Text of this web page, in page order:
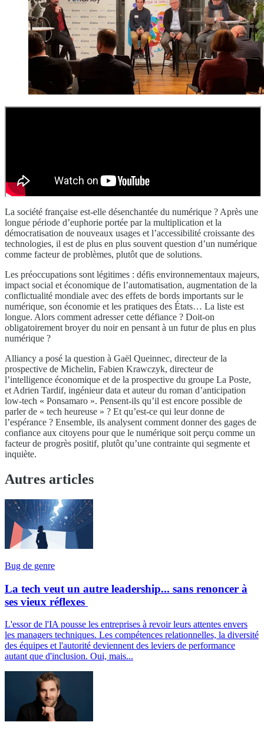
La société française est-elle désenchantée du numérique ? Après une
longue période d’euphorie portée par la multiplication et la
démocratisation de nouveaux usages et l’accessibilité croissante des
technologies, il est de plus en plus souvent question d’un numérique
comme facteur de problèmes, plutôt que de solutions.
Les préoccupations sont légitimes : défis environnementaux majeurs,
impact social et économique de l’automatisation, augmentation de la
conflictualité mondiale avec des effets de bords importants sur le
numérique, son économie et les pratiques des États… La liste est
longue. Alors comment adresser cette défiance ? Doit-on
obligatoirement broyer du noir en pensant à un futur de plus en plus
numérique ?
Alliancy a posé la question à Gaël Queinnec, directeur de la
prospective de Michelin, Fabien Krawczyk, directeur de
l’intelligence économique et de la prospective du groupe La Poste,
et Adrien Tardif, ingénieur data et auteur du roman d’anticipation
low-tech « Ponsamaro ». Pensent-ils qu’il est encore possible de
parler de « tech heureuse » ? Et qu’est-ce qui leur donne de
l’espérance ? Ensemble, ils analysent comment donner des gages de
confiance aux citoyens pour que le numérique soit perçu comme un
facteur de progrès positif, plutôt qu’une contrainte qui segmente et
inquiète.
Autres articles
Bug de genre
La tech veut un autre leadership... sans renoncer à
ses vieux réflexes
L'essor de l'IA pousse les entreprises à revoir leurs attentes envers
les managers techniques. Les compétences relationnelles, la diversité
des équipes et l'autorité deviennent des leviers de performance
autant que d'inclusion. Oui, mais...